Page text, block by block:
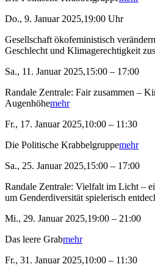
Do., 9. Januar 2025,19:00 Uhr
Gesellschaft ökofeministisch
Geschlecht und Klimagerechtigkeit
Sa., 11. Januar 2025,15:00 – 17:00
Randale Zentrale: Fair zusammen –
Augenhöhemehr
Fr., 17. Januar 2025,10:00 – 11:30
Die Politische Krabbelgruppemehr
Sa., 25. Januar 2025,15:00 – 17:00
Randale Zentrale: Vielfalt im Licht –
um Genderdiversität spielerisch
Mi., 29. Januar 2025,19:00 – 21:00
Das leere Grabmehr
Fr., 31. Januar 2025,10:00 – 11:30